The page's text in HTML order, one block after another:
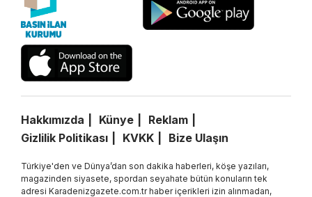
Hakkımızda Künye
Reklam
Gizlilik Politikası
KVKK Bize Ulaşın
Türkiye'den ve Dünya’dan son dakika haberleri, köşe yazıları,
magazinden siyasete, spordan seyahate bütün konuların tek
adresi Karadenizgazete.com.tr haber içerikleri izin alınmadan,